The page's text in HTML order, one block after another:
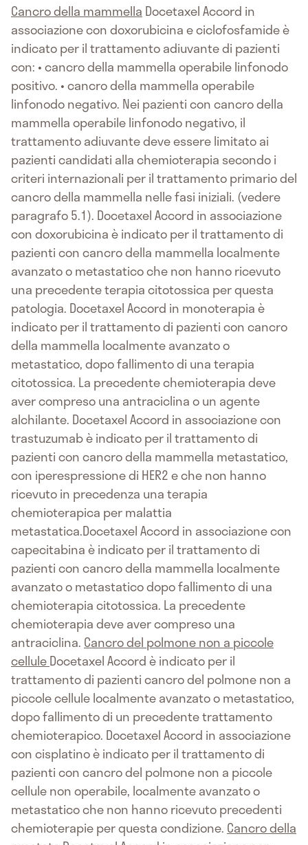
Cancro della mammella Docetaxel Accord in
associazione con doxorubicina e ciclofosfamide è
indicato per il trattamento adiuvante di pazienti
con: • cancro della mammella operabile linfonodo
positivo. • cancro della mammella operabile
linfonodo negativo. Nei pazienti con cancro della
mammella operabile linfonodo negativo, il
trattamento adiuvante deve essere limitato ai
pazienti candidati alla chemioterapia secondo i
criteri internazionali per il trattamento primario del
cancro della mammella nelle fasi iniziali. (vedere
paragrafo 5.1). Docetaxel Accord in associazione
con doxorubicina è indicato per il trattamento di
pazienti con cancro della mammella localmente
avanzato o metastatico che non hanno ricevuto
una precedente terapia citotossica per questa
patologia. Docetaxel Accord in monoterapia è
indicato per il trattamento di pazienti con cancro
della mammella localmente avanzato o
metastatico, dopo fallimento di una terapia
citotossica. La precedente chemioterapia deve
aver compreso una antraciclina o un agente
alchilante. Docetaxel Accord in associazione con
trastuzumab è indicato per il trattamento di
pazienti con cancro della mammella metastatico,
con iperespressione di HER2 e che non hanno
ricevuto in precedenza una terapia
chemioterapica per malattia
metastatica.Docetaxel Accord in associazione con
capecitabina è indicato per il trattamento di
pazienti con cancro della mammella localmente
avanzato o metastatico dopo fallimento di una
chemioterapia citotossica. La precedente
chemioterapia deve aver compreso una
antraciclina. Cancro del polmone non a piccole
celluleDocetaxel Accord è indicato per il
trattamento di pazienti cancro del polmone non a
piccole cellule localmente avanzato o metastatico,
dopo fallimento di un precedente trattamento
chemioterapico. Docetaxel Accord in associazione
con cisplatino è indicato per il trattamento di
pazienti con cancro del polmone non a piccole
cellule non operabile, localmente avanzato o
metastatico che non hanno ricevuto precedenti
chemioterapie per questa condizione. Cancro della